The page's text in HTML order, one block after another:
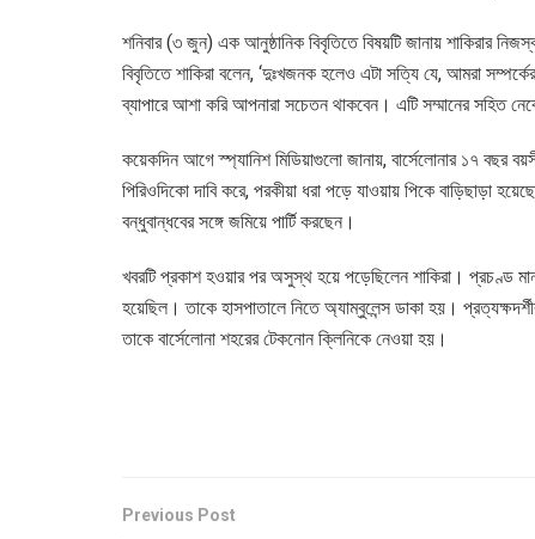
শনিবার (৩ জুন) এক আনুষ্ঠানিক বিবৃতিতে বিষয়টি জানায় শাকিরার
বিবৃতিতে শাকিরা বলেন, ‘দুঃখজনক হলেও এটা সত্যি যে, আমরা
ব্যাপারে আশা করি আপনারা সচেতন থাকবেন। এটি সম্মানের সহিত
কয়েকদিন আগে স্প্যানিশ মিডিয়াগুলো জানায়, বার্সেলোনার ১৭ বছর
পিরিওদিকো দাবি করে, পরকীয়া ধরা পড়ে যাওয়ায় পিকে বাড়িছাড়া
বন্ধুবান্ধবের সঙ্গে জমিয়ে পার্টি করছেন।
খবরটি প্রকাশ হওয়ার পর অসুস্থ হয়ে পড়েছিলেন শাকিরা। প্রচণ্ড
হয়েছিল। তাকে হাসপাতালে নিতে অ্যাম্বুলেন্স ডাকা হয়।
তাকে বার্সেলোনা শহরের টেকনোন ক্লিনিকে নেওয়া হয়।
Previous Post